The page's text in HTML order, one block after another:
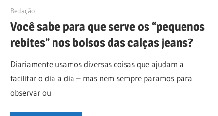
10/11/2020
Redação
Você sabe para que serve os “pequenos
rebites” nos bolsos das calças jeans?
Diariamente usamos diversas coisas que ajudam a
facilitar o dia a dia – mas nem sempre paramos para
observar ou